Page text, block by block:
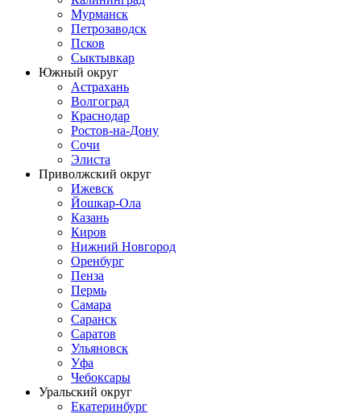
Мурманск
Петрозаводск
Псков
Сыктывкар
Южный округ
Астрахань
Волгоград
Краснодар
Ростов-на-Дону
Сочи
Элиста
Приволжский округ
Ижевск
Йошкар-Ола
Казань
Киров
Нижний Новгород
Оренбург
Пенза
Пермь
Самара
Саранск
Саратов
Ульяновск
Уфа
Чебоксары
Уральский округ
Екатеринбург